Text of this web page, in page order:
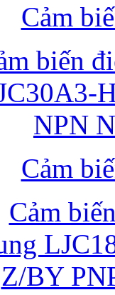
Cảm
Cảm